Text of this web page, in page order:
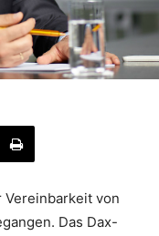
Vereinbarkeit von
Das Dax-